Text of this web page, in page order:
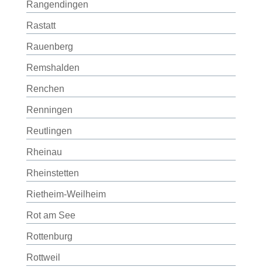
Rangendingen
Rastatt
Rauenberg
Remshalden
Renchen
Renningen
Reutlingen
Rheinau
Rheinstetten
Rietheim-Weilheim
Rot am See
Rottenburg
Rottweil